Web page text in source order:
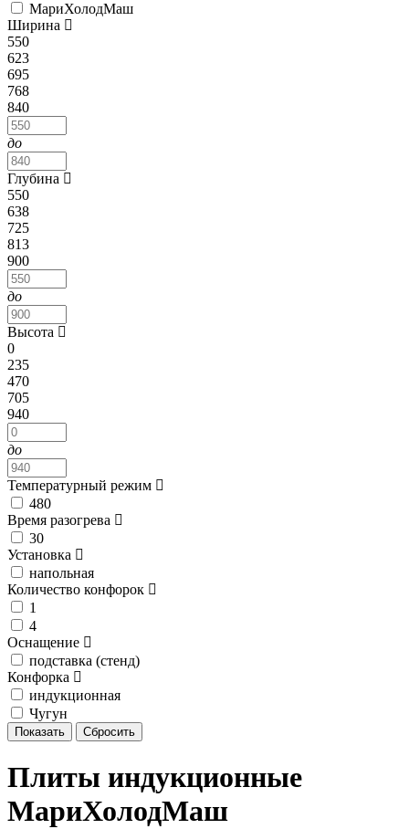
МариХолодМаш
Ширина
550
623
695
768
840
до
Глубина
550
638
725
813
900
до
Высота
0
235
470
705
940
до
Температурный режим
480
Время разогрева
30
Установка
напольная
Количество конфорок
1
4
Оснащение
подставка (стенд)
Конфорка
индукционная
Чугун
Плиты индукционные
МариХолодМаш